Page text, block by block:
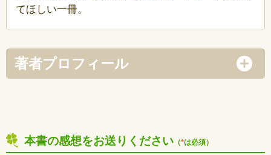
てほしい一冊。
著者プロフィール
本書の感想をお送りください （*は必須）